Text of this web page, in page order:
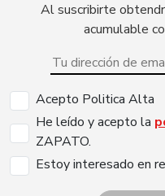
Al suscribirte
acumulable
Acepto Politica Alta
He leído y acepto la
ZAPATO.
Estoy interesado en